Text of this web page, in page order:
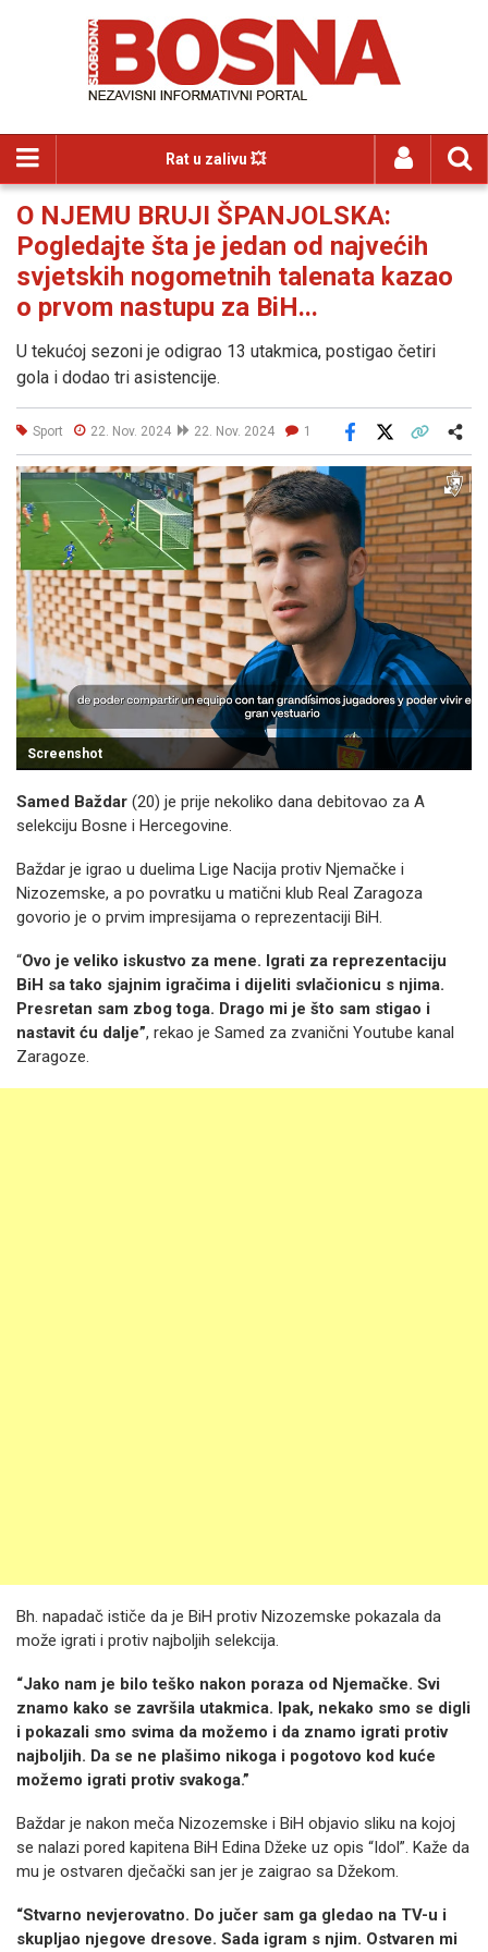
Rat u zalivu 💥
O NJEMU BRUJI ŠPANJOLSKA:
Pogledajte šta je jedan od najvećih
svjetskih nogometnih talenata kazao
o prvom nastupu za BiH...
U tekućoj sezoni je odigrao 13 utakmica, postigao četiri
gola i dodao tri asistencije.
Sport 22. Nov. 2024 22. Nov. 2024 1
Facebook
Screenshot
Samed Baždar (20) je prije nekoliko dana debitovao za A
selekciju Bosne i Hercegovine.
Baždar je igrao u duelima Lige Nacija protiv Njemačke i
Nizozemske, a po povratku u matični klub Real Zaragoza
govorio je o prvim impresijama o reprezentaciji BiH.
“Ovo je veliko iskustvo za mene. Igrati za reprezentaciju
BiH sa tako sjajnim igračima i dijeliti svlačionicu s njima.
Presretan sam zbog toga. Drago mi je što sam stigao i
nastavit ću dalje”, rekao je Samed za zvanični Youtube kanal
Zaragoze.
Bh. napadač ističe da je BiH protiv Nizozemske pokazala da
može igrati i protiv najboljih selekcija.
“Jako nam je bilo teško nakon poraza od Njemačke. Svi
znamo kako se završila utakmica. Ipak, nekako smo se digli
i pokazali smo svima da možemo i da znamo igrati protiv
najboljih. Da se ne plašimo nikoga i pogotovo kod kuće
možemo igrati protiv svakoga.”
Baždar je nakon meča Nizozemske i BiH objavio sliku na kojoj
se nalazi pored kapitena BiH Edina Džeke uz opis “Idol”. Kaže da
mu je ostvaren dječački san jer je zaigrao sa Džekom.
“Stvarno nevjerovatno. Do jučer sam ga gledao na TV-u i
skupljao njegove dresove. Sada igram s njim. Ostvaren mi